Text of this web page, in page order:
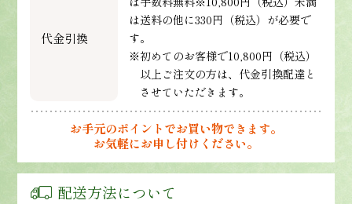
代金引換
は送料の他に330円（税込）が必要で
す。
※初めてのお客様で10,800円（税込）
以上ご注文の方は、代金引換配達と
させていただきます。
お手元のポイントでお買い物できます。
お気軽にお申し付けください。
配送方法について